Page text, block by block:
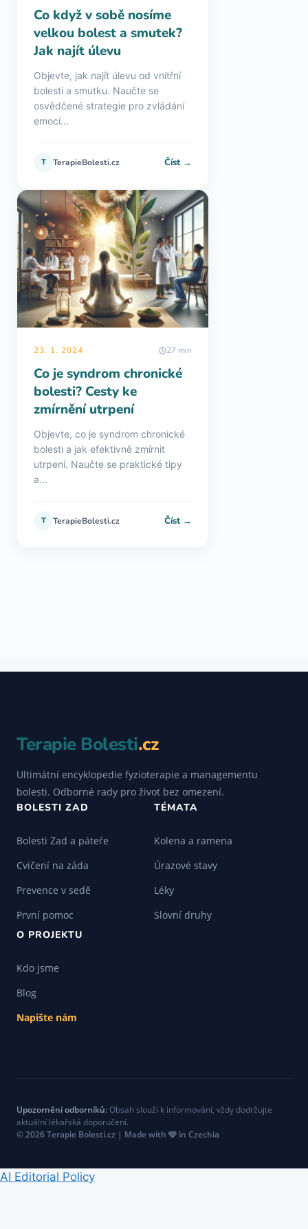
Co když v sobě nosíme
velkou bolest a smutek?
Jak najít úlevu
Objevte, jak najít úlevu od vnitřní
bolesti a smutku. Naučte se
osvědčené strategie pro zvládání
emocí...
T TerapieBolesti.cz Číst →
23. 1. 2024 27 min
Co je syndrom chronické
bolesti? Cesty ke
zmírnění utrpení
Objevte, co je syndrom chronické
bolesti a jak efektivně zmírnit
utrpení. Naučte se praktické tipy
a...
T TerapieBolesti.cz Číst →
Terapie Bolesti.cz
Ultimátní encyklopedie fyzioterapie a managementu
bolesti. Odborné rady pro život bez omezení.
BOLESTI ZAD
Bolesti Zad a páteře
Cvičení na záda
Prevence v sedě
První pomoc
TÉMATA
Kolena a ramena
Úrazové stavy
Léky
Slovní druhy
O PROJEKTU
Kdo jsme
Blog
Napište nám
Upozornění odborníků:Obsah slouží k informování, vždy dodržujte
aktuální lékařská doporučení.
© 2026 Terapie Bolesti.cz | Made with 🩵 in Czechia
AI Editorial Policy